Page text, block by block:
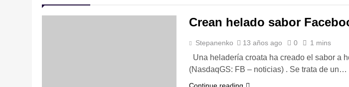
Crean helado sabor
Stepanenko 13 años ago 0 1 mins
Una heladería croata ha creado el sabor a
(NasdaqGS: FB – noticias) . Se trata de un…